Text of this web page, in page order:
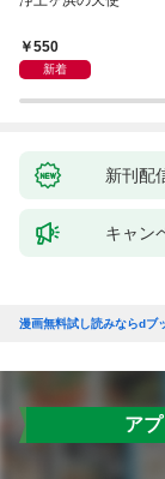
550
新着
新刊配
キャン
漫画無料試し読みならdブ
ア